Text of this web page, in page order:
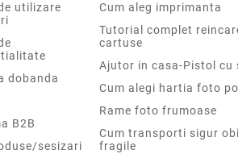
utilizare
dobanda
B2B
sesizari
Cum aleg imprimanta
Tutorial complet
cartuse
Ajutor in casa-Pistol cu
Cum alegi hartia foto
Rame foto frumoase
Cum transporti sigur
fragile